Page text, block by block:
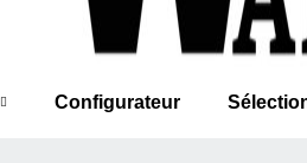
Configurateur